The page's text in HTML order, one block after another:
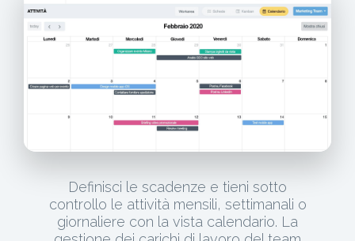
Definisci le scadenze e tieni sotto
controllo le attività mensili, settimanali o
giornaliere con la vista calendario. La